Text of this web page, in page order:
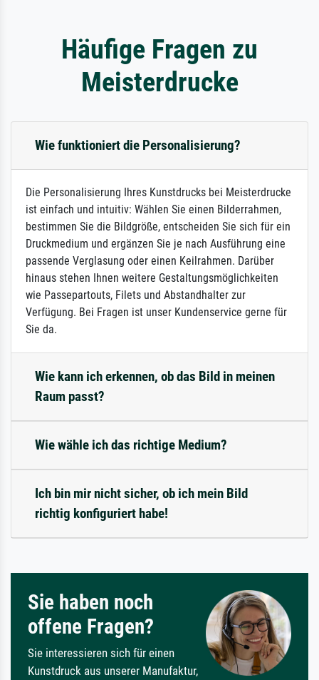
Häufige Fragen zu
Meisterdrucke
Wie funktioniert die Personalisierung?
Die Personalisierung Ihres Kunstdrucks bei Meisterdrucke
ist einfach und intuitiv: Wählen Sie einen Bilderrahmen,
bestimmen Sie die Bildgröße, entscheiden Sie sich für ein
Druckmedium und ergänzen Sie je nach Ausführung eine
passende Verglasung oder einen Keilrahmen. Darüber
hinaus stehen Ihnen weitere Gestaltungsmöglichkeiten
wie Passepartouts, Filets und Abstandhalter zur
Verfügung. Bei Fragen ist unser Kundenservice gerne für
Sie da.
Wie kann ich erkennen, ob das Bild in meinen
Raum passt?
Wie wähle ich das richtige Medium?
Ich bin mir nicht sicher, ob ich mein Bild
richtig konfiguriert habe!
Sie haben noch
offene Fragen?
Sie interessieren sich für einen
Kunstdruck aus unserer Manufaktur,